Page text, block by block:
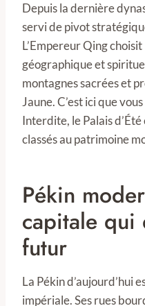
Depuis la dernière
servi de pivot
L’Empereur Qing
géographique et
montagnes sacrées et
Jaune. C’est ici que
Interdite, le Palais
classés au patrimoine
Pékin
capitale qui
futur
La Pékin d’aujourd’hui
impériale. Ses rues